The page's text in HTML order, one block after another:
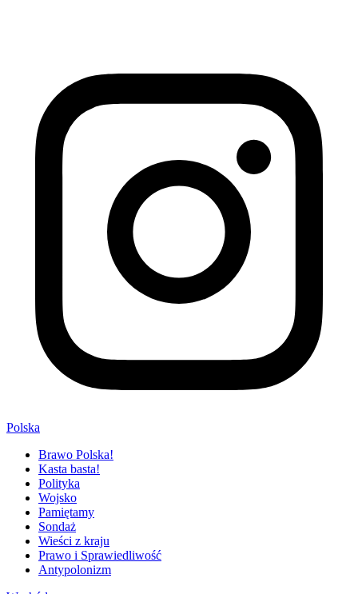
Polska
Brawo Polska!
Kasta basta!
Polityka
Wojsko
Pamiętamy
Sondaż
Wieści z kraju
Prawo i Sprawiedliwość
Antypolonizm